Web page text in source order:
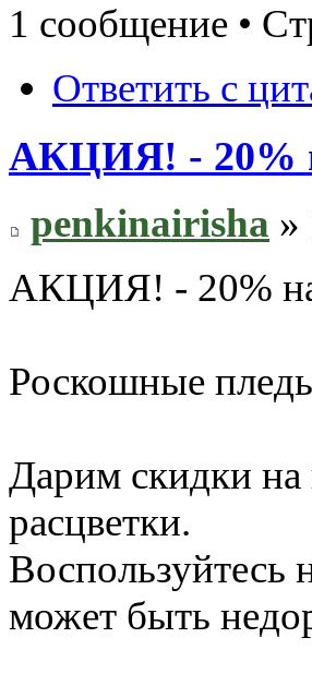
1 сообщение •
Ответить с
АКЦИЯ! - 20%
penkinairisha »
АКЦИЯ! - 20% на
Роскошные
Дарим скидки на
расцветки.
может быть